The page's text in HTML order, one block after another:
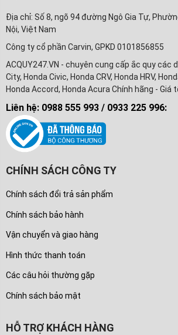
Địa chỉ: Số 8, ngõ 94 đường Ngô Gia Tự,
Nội, Việt Nam
Công ty cổ phần Carvin, GPKD 0101856855
ACQUY247.VN - chuyên cung cấp ắc quy các
City, Honda Civic, Honda CRV, Honda HRV,
Honda Accord, Honda Acura Chính hãng - Giá
Liên hệ: 0988 555 993 / 0933 225 996:
CHÍNH SÁCH CÔNG TY
Chính sách đổi trả sản phẩm
Chính sách bảo hành
Vận chuyển và giao hàng
Hình thức thanh toán
Các câu hỏi thường gặp
Chính sách bảo mật
HỖ TRỢ KHÁCH HÀNG